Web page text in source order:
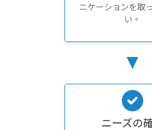
ニケーションを取
い。
ニーズの